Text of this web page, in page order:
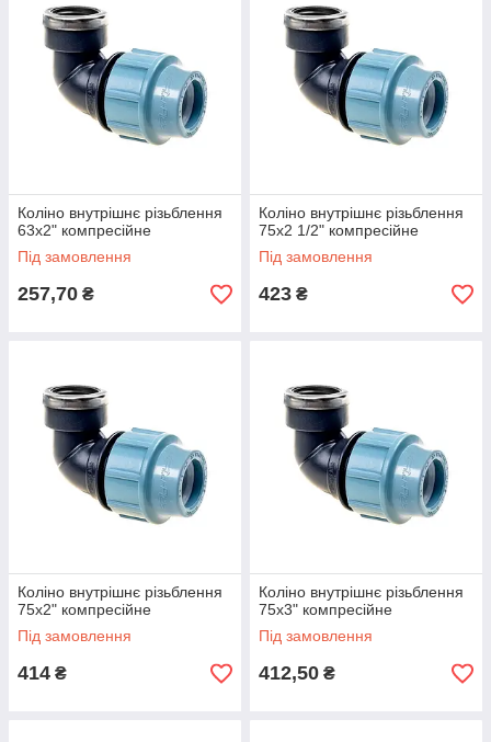
Коліно внутрішнє різьблення
63х2" компресійне
Під замовлення
257,70 ₴
Коліно внутрішнє різьблення
75х2 1/2" компресійне
Під замовлення
423 ₴
Коліно внутрішнє різьблення
75х2" компресійне
Під замовлення
414 ₴
Коліно внутрішнє різьблення
75х3" компресійне
Під замовлення
412,50 ₴